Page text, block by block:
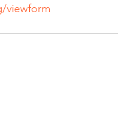
viewform